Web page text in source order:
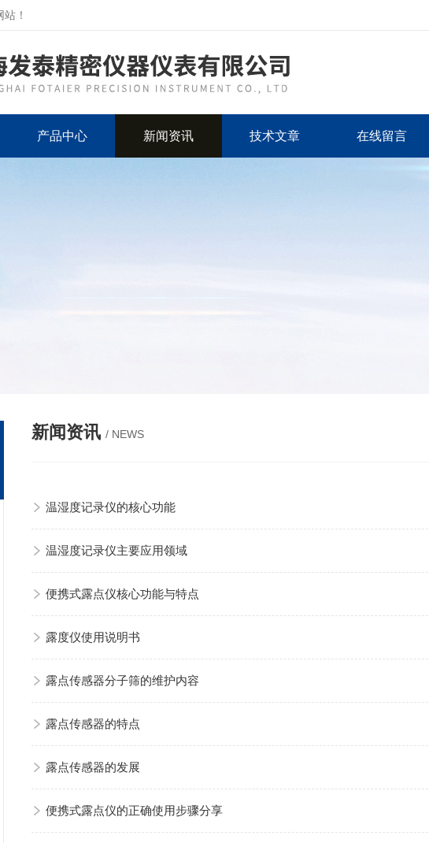
！
产品中心 新闻资讯 技术文章 在线留言
新闻资讯 / NEWS
温湿度记录仪的核心功能
温湿度记录仪主要应用领域
便携式露点仪核心功能与特点
露度仪使用说明书
露点传感器分子筛的维护内容
露点传感器的特点
露点传感器的发展
便携式露点仪的正确使用步骤分享